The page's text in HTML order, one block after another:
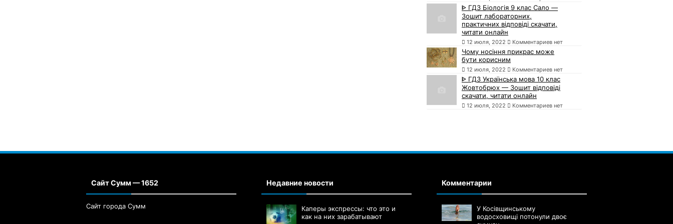
ᐈ ГДЗ Біологія 9 клас Сало —
Зошит лабораторних,
практичних відповіді скачати,
читати онлайн
12 июля, 2022 Комментариев нет
Чому носіння прикрас може
бути корисним
12 июля, 2022 Комментариев нет
ᐈ ГДЗ Українська мова 10 клас
Жовтобрюх — Зошит відповіді
скачати, читати онлайн
12 июля, 2022 Комментариев нет
Сайт Сумм — 1652
Сайт города Сумм
Недавние новости
Каперы экспрессы: что это и
как на них зарабатывают
Комментарии
У Косівщинському
водосховищі потонули двоє